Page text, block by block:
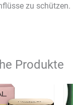
zu schützen.
Produkte